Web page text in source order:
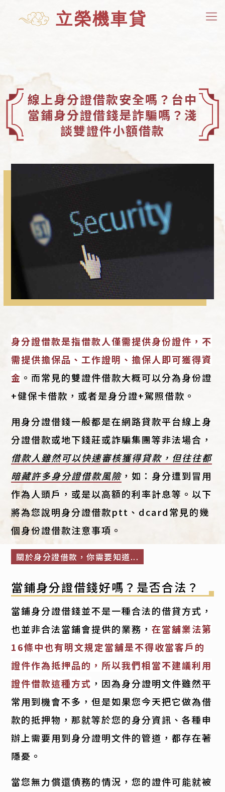
線上身分證借款安全嗎？台中
當鋪身分證借錢是詐騙嗎？淺
談雙證件小額借款
身分證借款是指借款人僅需提供身份證件，不
需提供擔保品、工作證明、擔保人即可獲得資
金 。而常見的雙證件借款大概可以分為身份證
+健保卡借款，或者是身分證+駕照借款。
用身分證借錢一般都是在網路貸款平台線上身
分證借款或地下錢莊或詐騙集團等非法場合，
借款人雖然可以快速審核獲得貸款，但往往都
暗藏許多身分證借款風險 ，如：身分遭到冒用
作為人頭戶，或是以高額的利率計息等。以下
將為您說明身分證借款ptt、dcard常見的幾
個身份證借款注意事項。
關於身分證借款，你需要知道...
當鋪身分證借錢好嗎？是否合法？
當鋪身分證借錢並不是一種合法的借貸方式，
也並非合法當鋪會提供的業務，在當舖業法第
16條中也有明文規定當舖是不得收當客戶的
證件作為抵押品的，所以我們相當不建議利用
證件借款這種方式 ，因為身分證明文件雖然平
常用到機會不多，但是如果您今天把它做為借
款的抵押物，那就等於您的身分資訊、各種申
辦上需要用到身分證明文件的管道，都存在著
隱憂。
當您無力償還債務的情況，您的證件可能就被